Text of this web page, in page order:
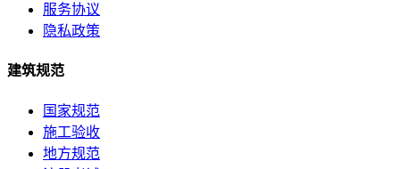
服务协议
隐私政策
建筑规范
国家规范
施工验收
地方规范